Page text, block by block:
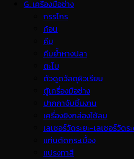
G. เครื่องมือช่าง
กรรไกร
ค้อน
คีม
คีมย้ำหางปลา
ตะไบ
ตัวดูดวัสดุผิวเรียบ
ตู้เครื่องมือช่าง
ปากกาจับชิ้นงาน
เครื่องยิงกล่องใช้ลม
เลเซอร์วัดระยะ-เลเซอร์วัดร
แท่นตัดกระเบื้อง
แปรงทาสี